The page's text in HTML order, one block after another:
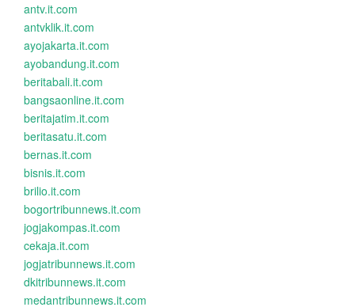
antv.it.com
antvklik.it.com
ayojakarta.it.com
ayobandung.it.com
beritabali.it.com
bangsaonline.it.com
beritajatim.it.com
beritasatu.it.com
bernas.it.com
bisnis.it.com
brilio.it.com
bogortribunnews.it.com
jogjakompas.it.com
cekaja.it.com
jogjatribunnews.it.com
dkitribunnews.it.com
medantribunnews.it.com